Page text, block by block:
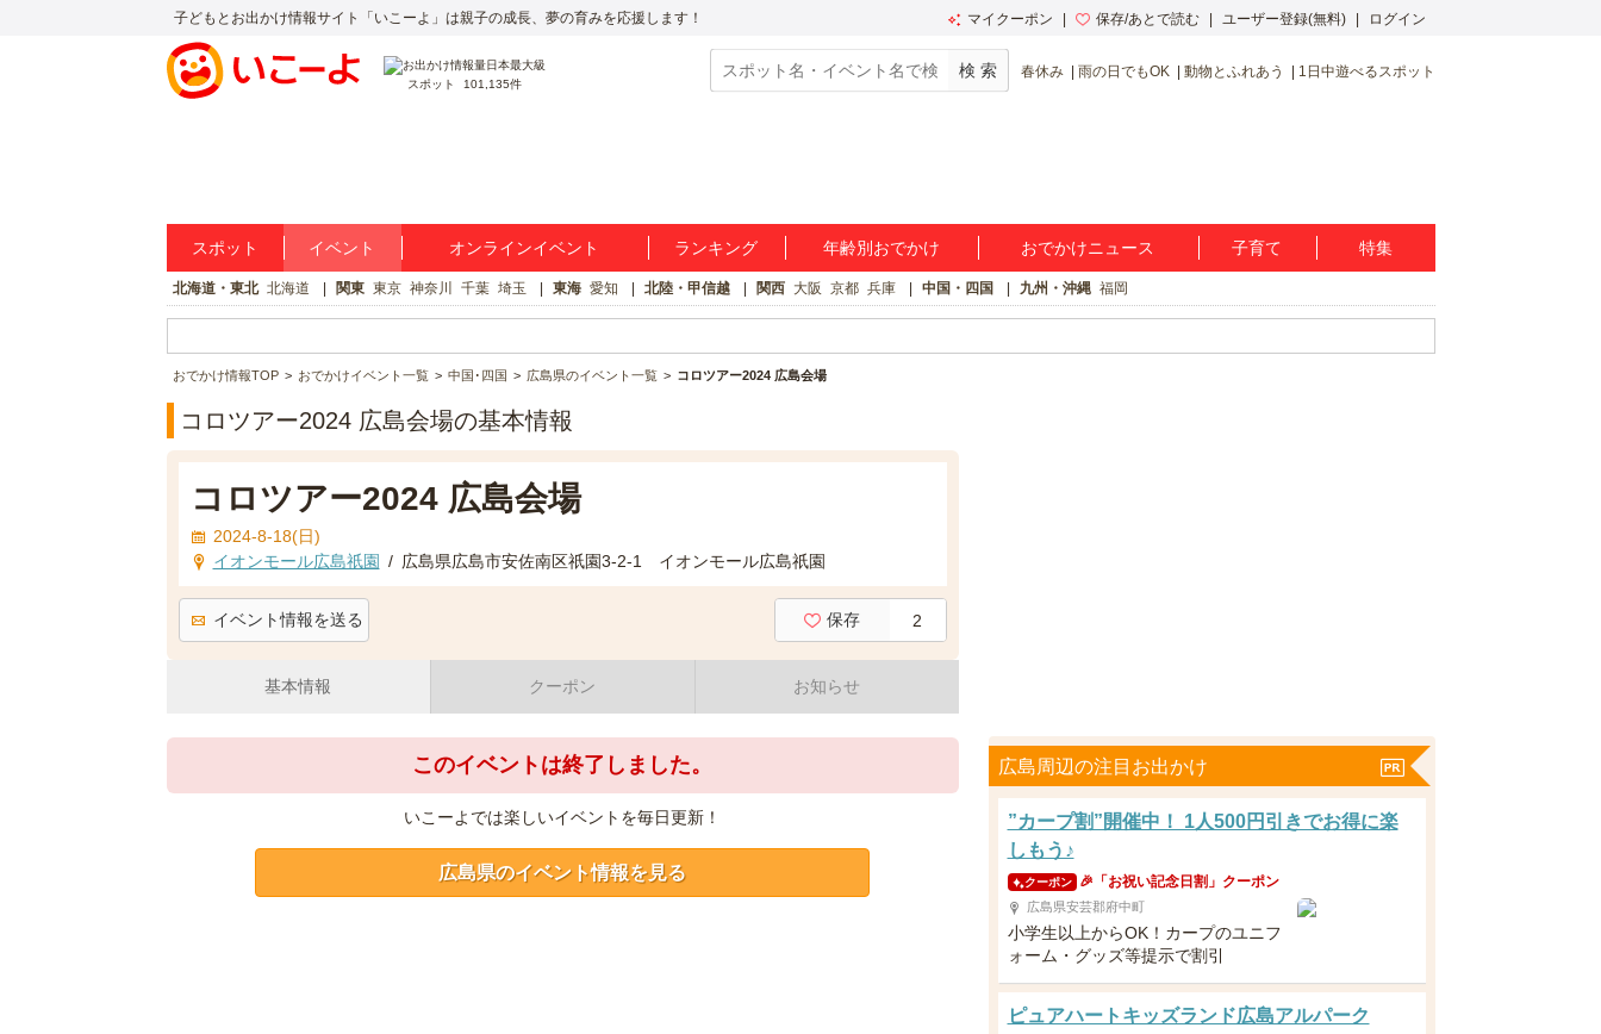
子どもとお出かけ情報サイト「いこーよ」は親子の成長、夢の育みを応援します！ マイクーポン 保存/あとで読む ユーザー登録(無料) ログイン
スポット 101,135件
春休み 雨の日でもOK 動物とふれあう 1日中遊べるスポット
スポット イベント オンラインイベント ランキング 年齢別おでかけ おでかけニュース 子育て 特集
北海道・東北 北海道 関東 東京 神奈川 千葉 埼玉 東海 愛知 北陸・甲信越 関西 大阪 京都 兵庫 中国・四国 九州・沖縄 福岡
おでかけ情報TOP おでかけイベント一覧 中国･四国 広島県のイベント一覧 コロツアー2024 広島会場
コロツアー2024 広島会場の基本情報
コロツアー2024 広島会場
2024-8-18(日)
イオンモール広島祇園 / 広島県広島市安佐南区祇園3-2-1 イオンモール広島祇園
イベント情報を送る 保存 2
基本情報 クーポン お知らせ
このイベントは終了しました。
いこーよでは楽しいイベントを毎日更新！
広島県のイベント情報を見る
広島周辺の注目お出かけ
”カープ割”開催中！ 1人500円引きでお得に楽
しもう♪
クーポン 🎉「お祝い記念日割」クーポン
広島県安芸郡府中町
小学生以上からOK！カープのユニフ
ォーム・グッズ等提示で割引
ピュアハートキッズランド広島アルパーク